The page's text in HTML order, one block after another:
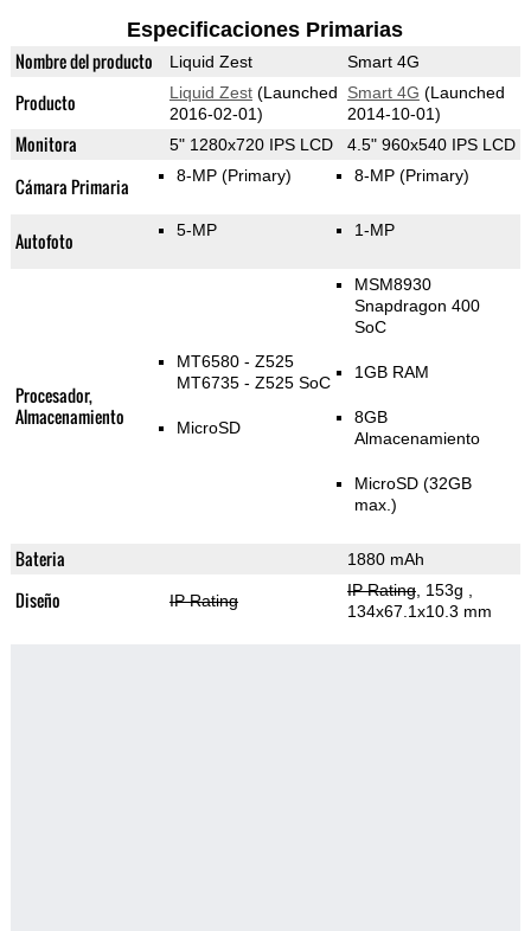
Especificaciones Primarias
Nombre del producto Liquid Zest Smart 4G
Producto Liquid Zest(Launched
2016-02-01)
Smart 4G (Launched
2014-10-01)
Monitora 5" 1280x720 IPS LCD 4.5" 960x540 IPS LCD
Cámara Primaria 8-MP (Primary) 8-MP (Primary)
Autofoto 5-MP 1-MP
Procesador,
Almacenamiento
MT6580 - Z525
MT6735 - Z525 SoC
MicroSD
MSM8930
Snapdragon 400
SoC
1GB RAM
8GB
Almacenamiento
MicroSD (32GB
max.)
Bateria 1880 mAh
Diseño IP Rating
IP Rating, 153g
134x67.1x10.3 mm